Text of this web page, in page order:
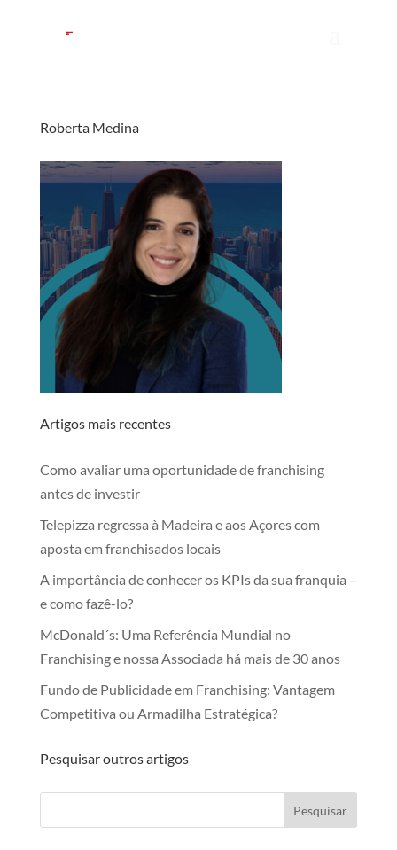
Roberta Medina
Artigos mais recentes
Como avaliar uma oportunidade de franchising
antes de investir
Telepizza regressa à Madeira e aos Açores com
aposta em franchisados locais
A importância de conhecer os KPIs da sua franquia –
e como fazê-lo?
McDonald´s: Uma Referência Mundial no
Franchising e nossa Associada há mais de 30 anos
Fundo de Publicidade em Franchising: Vantagem
Competitiva ou Armadilha Estratégica?
Pesquisar outros artigos
Pesquisar